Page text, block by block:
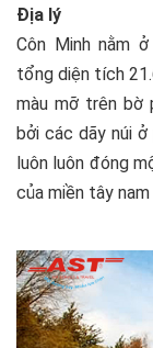
Địa lý
Côn Minh nằm
tổng diện tích
màu mỡ trên bờ
bởi các dãy núi ở
luôn luôn đóng
của miền tây